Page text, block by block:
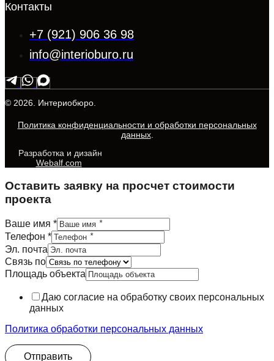
Контакты
+7 (921) 906 36 98
info@interioburo.ru
© 2026. Интериобюро.
Политика конфиденциальности и обработки персональных
данных.
Разработка и дизайн
Webalf.com
Оставить заявку на просчет стоимости
проекта
Ваше имя *
Телефон *
Эл. почта
Связь по
объекта
имя
Площадь объекта
Даю согласие на обработку своих персональных
данных
Политика обработки персональных данных
Отправить